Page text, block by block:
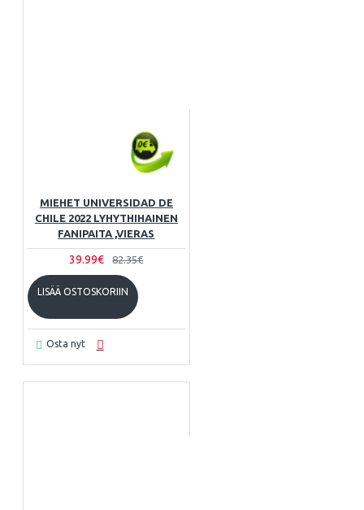
MIEHET UNIVERSIDAD DE
CHILE 2022 LYHYTHIHAINEN
FANIPAITA ,VIERAS
39.99€ 82.35€
LISÄÄ OSTOSKORIIN
Osta nyt